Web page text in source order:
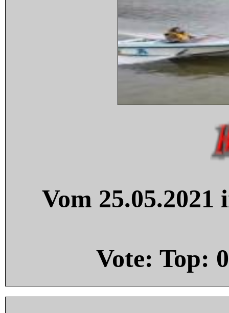
Vom
Vote: Top: 0